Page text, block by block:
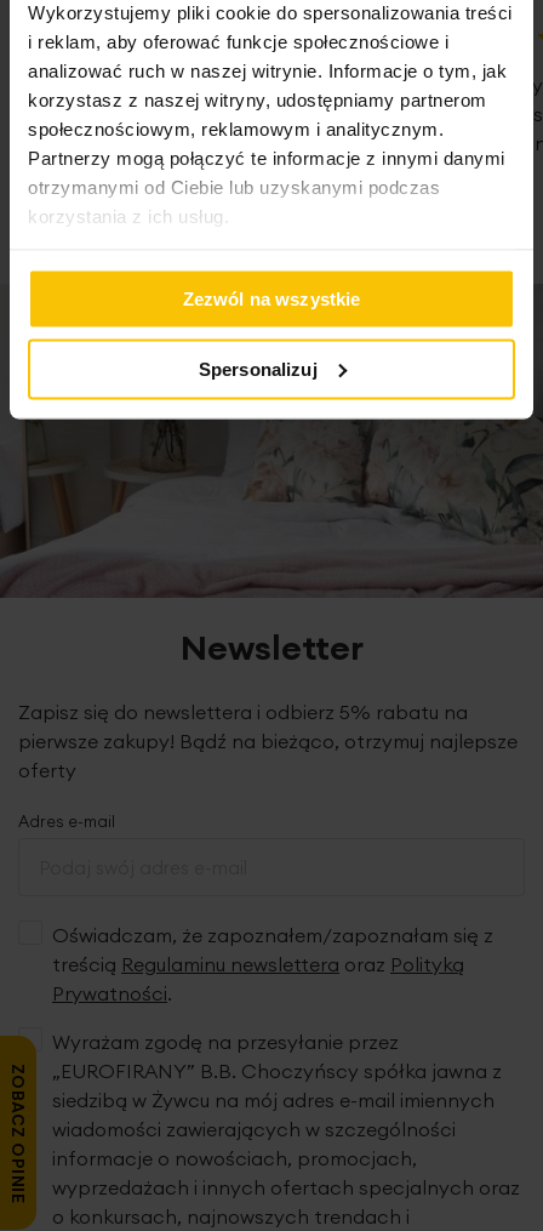
Wykorzystujemy pliki cookie do spersonalizowania treści
i reklam, aby oferować funkcje społecznościowe i
analizować ruch w naszej witrynie. Informacje o tym, jak
korzystasz z naszej witryny, udostępniamy partnerom
społecznościowym, reklamowym i analitycznym.
Partnerzy mogą połączyć te informacje z innymi danymi
otrzymanymi od Ciebie lub uzyskanymi podczas
korzystania z ich usług.
Zezwól na wszystkie
Spersonalizuj
100%
WSZYSTKO SPRAWNIE SZYBKA
DOSTAWA POLECAM
07-08-2026
100%
Nie
Państwa
Nie traćcie
07-08-2026
Newsletter
Zapisz się do newslettera i odbierz 5% rabatu na
pierwsze zakupy! Bądź na bieżąco, otrzymuj najlepsze
oferty
Adres e-mail
Oświadczam, że zapoznałem/zapoznałam się z
treścią Regulaminu newslettera oraz Polityką
Prywatności.
Wyrażam zgodę na przesyłanie przez
„EUROFIRANY” B.B. Choczyńscy spółka jawna z
siedzibą w Żywcu na mój adres e-mail imiennych
wiadomości zawierających w szczególności
informacje o nowościach, promocjach,
wyprzedażach i innych ofertach specjalnych oraz
o konkursach, najnowszych trendach i
ZOBACZ OPINIE